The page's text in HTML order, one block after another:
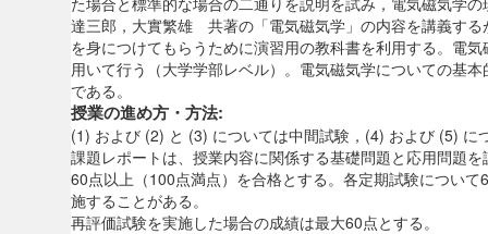
達三郎，大實繁雄 共著の「電気磁気学」の内容を講義す
を身につけてもらうために演習用の教科書を利用する。電
用いて行う（大学学部レベル）。電気磁気学についての基
である。
授業の進め方・方法:
(1) および (2) と (3) については中間試験，(4) および (5)
課題レポートは、授業内容に関係する基礎問題と応用問題
60点以上（100点満点）を合格とする。各定期試験につい
施することがある。
再評価試験を実施した場合の成績は最大60点とする。